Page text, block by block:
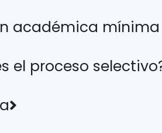
académica
el proceso